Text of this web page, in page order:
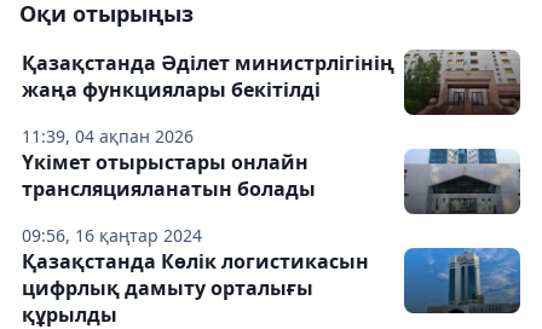
Оқи отырыңыз
11:39, 04 ақпан 2026
Қазақстанда Әділет министрлігінің
жаңа функциялары бекітілді
09:56, 16 қаңтар 2024
Үкімет отырыстары онлайн
трансляцияланатын болады
Қазақстанда Көлік логистикасын
цифрлық дамыту орталығы
құрылды